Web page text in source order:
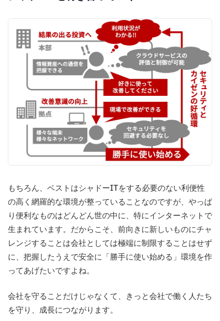
もちろん、ベストはシャドーITをする必要のない利便性
の高く網羅的な環境が整っていることなのですが、やっぱ
り便利なものはどんどん世の中に、特にインターネットで
生まれています。だからこそ、前向きに新しいものにチャ
レンジすることは会社としては極端に制限することはせず
に、把握したうえで安全に「勝手に使い始める」環境を作
ってあげたいですよね。
会社を守ることだけじゃなくて、きっと会社で働く人たち
を守り、成長につながります。